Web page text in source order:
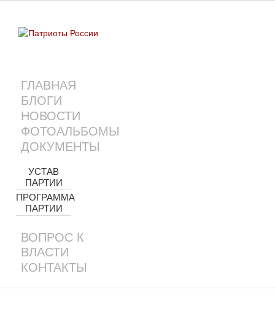
ГЛАВНАЯ
БЛОГИ
НОВОСТИ
ФОТОАЛЬБОМЫ
ДОКУМЕНТЫ
УСТАВ
ПАРТИИ
ПРОГРАММА
ПАРТИИ
ВОПРОС К
ВЛАСТИ
КОНТАКТЫ